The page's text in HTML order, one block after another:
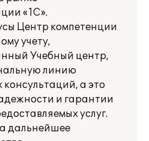
«1С».
Центр компетенции
учету,
Учебный центр,
линию
а это
и гарантии
услуг.
дальнейшее